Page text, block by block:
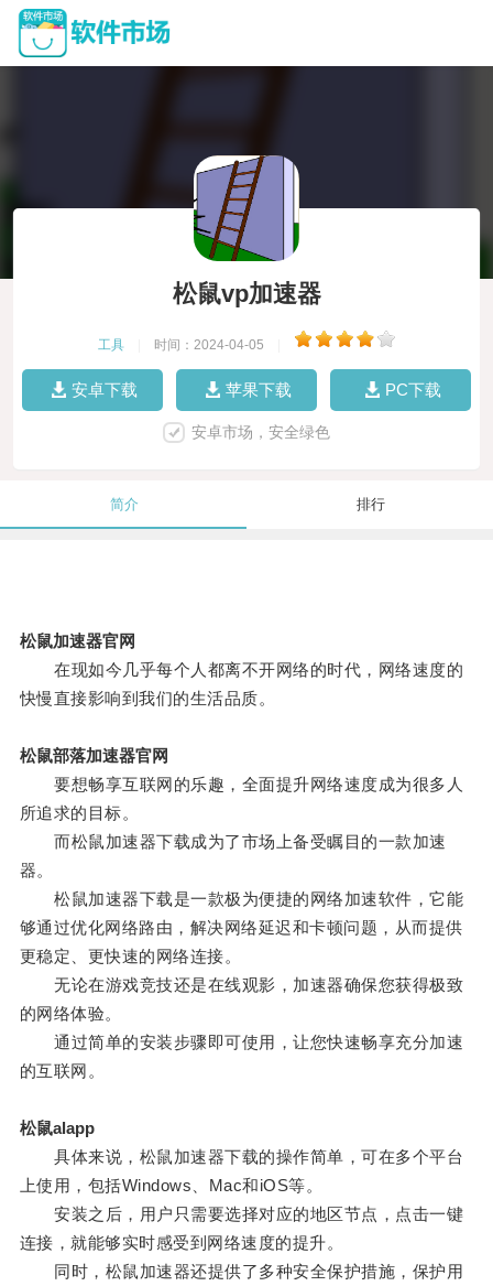
松鼠vp加速器
工具 时间：2024-04-05
安卓下载 苹果下载 PC下载
安卓市场，安全绿色
简介 排行
松鼠加速器官网
在现如今几乎每个人都离不开网络的时代，网络速度的
快慢直接影响到我们的生活品质。
松鼠部落加速器官网
要想畅享互联网的乐趣，全面提升网络速度成为很多人
所追求的目标。
而松鼠加速器下载成为了市场上备受瞩目的一款加速
器。
松鼠加速器下载是一款极为便捷的网络加速软件，它能
够通过优化网络路由，解决网络延迟和卡顿问题，从而提供
更稳定、更快速的网络连接。
无论在游戏竞技还是在线观影，加速器确保您获得极致
的网络体验。
通过简单的安装步骤即可使用，让您快速畅享充分加速
的互联网。
松鼠alapp
具体来说，松鼠加速器下载的操作简单，可在多个平台
上使用，包括Windows、Mac和iOS等。
安装之后，用户只需要选择对应的地区节点，点击一键
连接，就能够实时感受到网络速度的提升。
同时，松鼠加速器还提供了多种安全保护措施，保护用